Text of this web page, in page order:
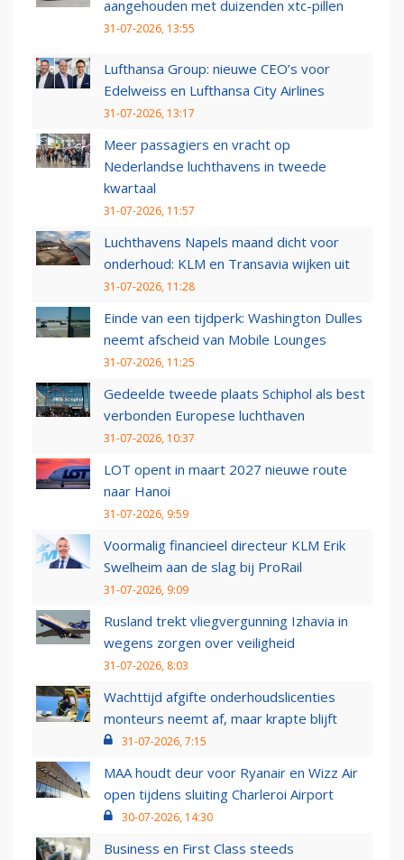
aangehouden met duizenden xtc-pillen
31-07-2026, 13:55
Lufthansa Group: nieuwe CEO’s voor
Edelweiss en Lufthansa City Airlines
31-07-2026, 13:17
Meer passagiers en vracht op
Nederlandse luchthavens in tweede
kwartaal
31-07-2026, 11:57
Luchthavens Napels maand dicht voor
onderhoud: KLM en Transavia wijken uit
31-07-2026, 11:28
Einde van een tijdperk: Washington Dulles
neemt afscheid van Mobile Lounges
31-07-2026, 11:25
Gedeelde tweede plaats Schiphol als best
verbonden Europese luchthaven
31-07-2026, 10:37
LOT opent in maart 2027 nieuwe route
naar Hanoi
31-07-2026, 9:59
Voormalig financieel directeur KLM Erik
Swelheim aan de slag bij ProRail
31-07-2026, 9:09
Rusland trekt vliegvergunning Izhavia in
wegens zorgen over veiligheid
31-07-2026, 8:03
Wachttijd afgifte onderhoudslicenties
monteurs neemt af, maar krapte blijft
31-07-2026, 7:15
MAA houdt deur voor Ryanair en Wizz Air
open tijdens sluiting Charleroi Airport
30-07-2026, 14:30
Business en First Class steeds